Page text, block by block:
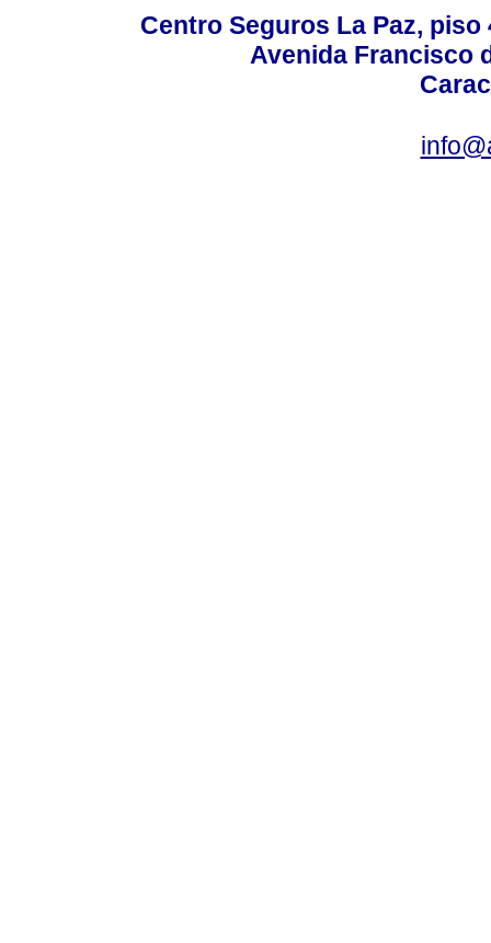
Centro Seguros La Paz,
Avenida Francisco